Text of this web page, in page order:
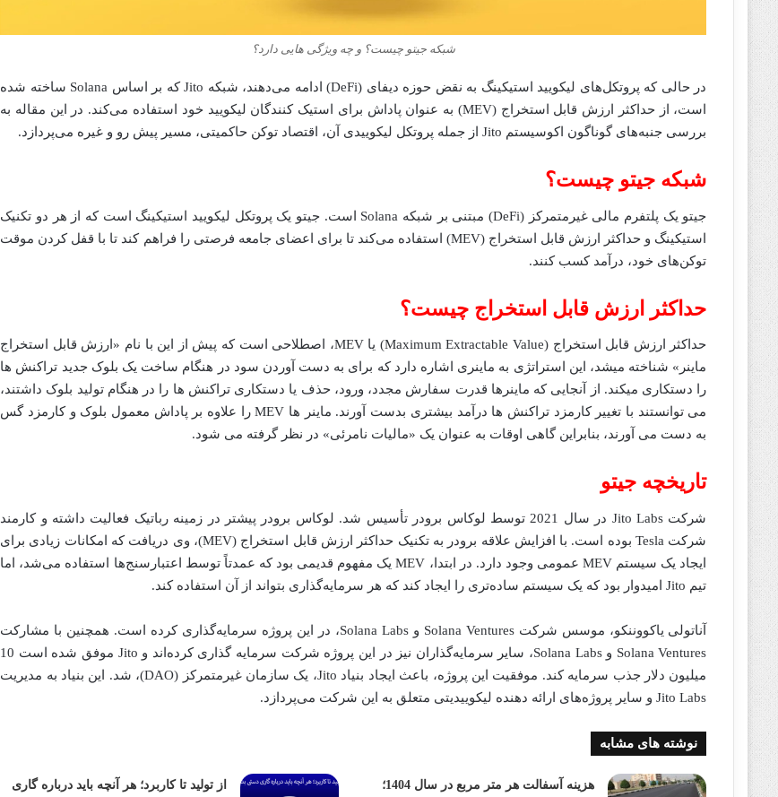
شبکه جیتو چیست؟ و چه ویژگی هایی دارد؟
در حالی که پروتکل‌های لیکویید استیکینگ به نقض حوزه دیفای (DeFi) ادامه می‌دهند، شبکه Jito که بر اساس Solana ساخته شده
است، از حداکثر ارزش قابل استخراج (MEV) به عنوان پاداش برای استیک کنندگان لیکویید خود استفاده می‌کند. در این مقاله به
بررسی جنبه‌های گوناگون اکوسیستم Jito از جمله پروتکل لیکوییدی آن، اقتصاد توکن حاکمیتی، مسیر پیش رو و غیره می‌پردازد.
شبکه جیتو چیست؟
جیتو یک پلتفرم مالی غیرمتمرکز (DeFi) مبتنی بر شبکه Solana است. جیتو یک پروتکل لیکویید استیکینگ است که از هر دو تکنیک
استیکینگ و حداکثر ارزش قابل استخراج (MEV) استفاده می‌کند تا برای اعضای جامعه فرصتی را فراهم کند تا با قفل کردن موقت
توکن‌های خود، درآمد کسب کنند.
حداکثر ارزش قابل استخراج چیست؟
حداکثر ارزش قابل استخراج (Maximum Extractable Value) یا MEV، اصطلاحی است که پیش از این با نام «ارزش قابل استخراج‌
ماینر» شناخته میشد، این استراتژی به ماینری اشاره دارد که برای به دست آوردن سود در هنگام ساخت یک بلوک جدید تراکنش ها
را دستکاری میکند. از آنجایی که ماینرها قدرت سفارش مجدد، ورود، حذف یا دستکاری تراکنش ها را در هنگام تولید بلوک داشتند،
می توانستند با تغییر کارمزد تراکنش ها درآمد بیشتری بدست آورند. ماینر ها MEV را علاوه بر پاداش معمول بلوک و کارمزد گس
به دست می آورند، بنابراین گاهی اوقات به عنوان یک «مالیات نامرئی» در نظر گرفته می شود.
تاریخچه جیتو
شرکت Jito Labs در سال 2021 توسط لوکاس برودر تأسیس شد. لوکاس برودر پیشتر در زمینه رباتیک فعالیت داشته و کارمند
شرکت Tesla بوده است. با افزایش علاقه برودر به تکنیک حداکثر ارزش قابل استخراج (MEV)، وی دریافت که امکانات زیادی برای
ایجاد یک سیستم MEV عمومی وجود دارد. در ابتدا، MEV یک مفهوم قدیمی بود که عمدتاً توسط اعتبارسنج‌ها استفاده می‌شد، اما
تیم Jito امیدوار بود که یک سیستم ساده‌تری را ایجاد کند که هر سرمایه‌گذاری بتواند از آن استفاده کند.
آناتولی یاکووننکو، موسس شرکت Solana Ventures و Solana Labs، در این پروژه سرمایه‌گذاری کرده است. همچنین با مشارکت‌
Solana Ventures و Solana Labs، سایر سرمایه‌گذاران نیز در این پروژه شرکت سرمایه گذاری کرده‌اند و Jito موفق شده است 10
میلیون دلار جذب سرمایه کند. موفقیت این پروژه، باعث ایجاد بنیاد Jito، یک سازمان غیرمتمرکز (DAO)، شد. این بنیاد به مدیریت
Jito Labs و سایر پروژه‌های ارائه دهنده لیکوییدیتی متعلق به این شرکت می‌پردازد.
نوشته های مشابه
هزینه آسفالت هر متر مربع در سال 1404؛
از تولید تا کاربرد؛ هر آنچه باید درباره گاری